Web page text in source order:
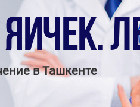
в Ташкенте